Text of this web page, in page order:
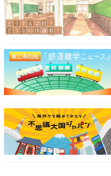
こちらもおすすめ
グルメが魅力
抑えた1位は